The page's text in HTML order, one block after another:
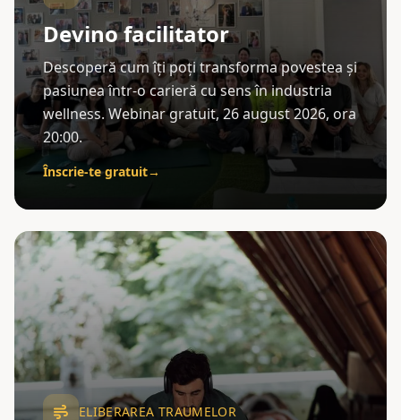
Devino facilitator
Descoperă cum îți poți transforma povestea și
pasiunea într-o carieră cu sens în industria
wellness. Webinar gratuit, 26 august 2026, ora
20:00.
Înscrie-te gratuit→
ELIBERAREA TRAUMELOR